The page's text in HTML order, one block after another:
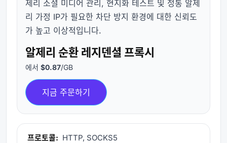
제리 소셜 미디어 관리, 현지화 테스트 및 정통 알제
리 가정 IP가 필요한 차단 방지 환경에 대한 신뢰도
가 높고 이상적입니다.
알제리 순환 레지덴셜 프록시
에서 $0.87/GB
지금 주문하기
프로토콜: HTTP, SOCKS5